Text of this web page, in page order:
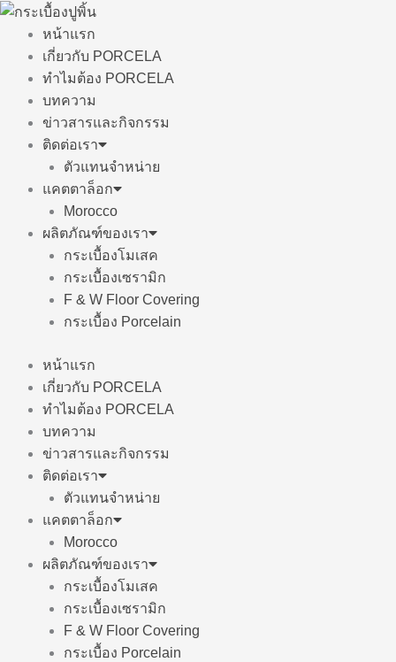
Skip
content
หน้าแรก
เกี่ยวกับ PORCELA
ทำไมต้อง PORCELA
บทความ
ข่าวสารและกิจกรรม
ติดต่อเรา
ตัวแทนจำหน่าย
แคตตาล็อก
Morocco
ผลิตภัณฑ์ของเรา
กระเบื้องโมเสค
กระเบื้องเซรามิก
F & W Floor Covering
กระเบื้อง Porcelain
หน้าแรก
เกี่ยวกับ PORCELA
ทำไมต้อง PORCELA
บทความ
ข่าวสารและกิจกรรม
ติดต่อเรา
ตัวแทนจำหน่าย
แคตตาล็อก
Morocco
ผลิตภัณฑ์ของเรา
กระเบื้องโมเสค
กระเบื้องเซรามิก
F & W Floor Covering
กระเบื้อง Porcelain